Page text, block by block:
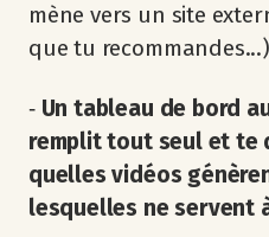
mène vers un site
que tu recommandes...)
‐ Un tableau de bord
remplit tout seul et te
quelles vidéos
lesquelles ne servent